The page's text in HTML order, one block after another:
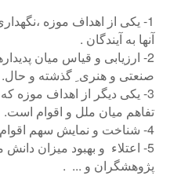
1- یکی از اهداف موزه
آنها به آیندگان .
2- ارزیابی و قیاس میان
صنعتی و هنری ِ گذشته و حال.
3- یکی دیگر از اهداف موزه که
تفاهم میان ملل و اقوام است.
4- شناخت و نمایش سهم اقوام و ملل در فرهنگ و تمدن جهانی .
5- اعتلاء و بهبود میزان
پژوهشگران و ... .